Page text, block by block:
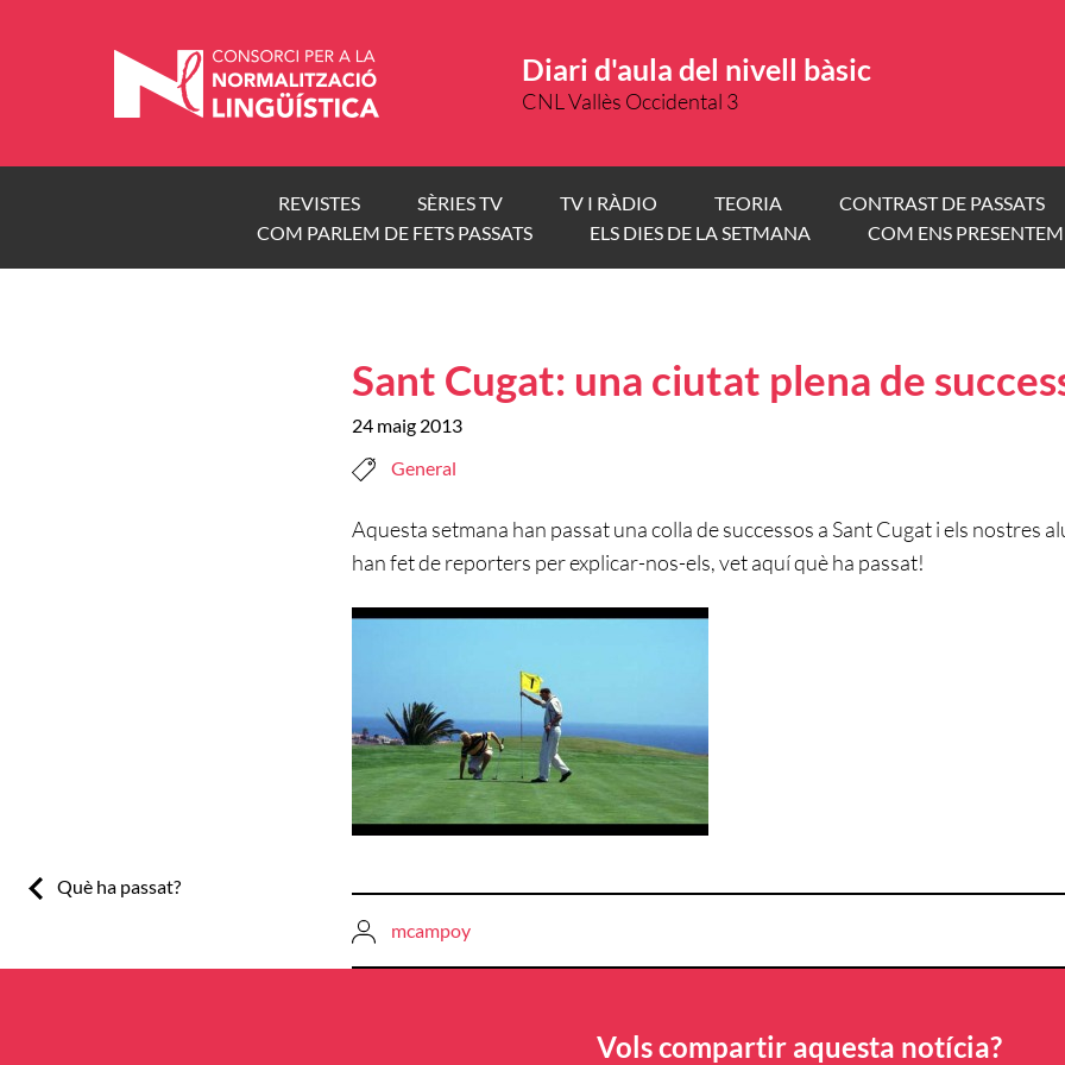
Diari d'aula del nivell bàsic
CNL Vallès Occidental 3
REVISTES SÈRIES TV TV I RÀDIO TEORIA CONTRAST DE PASSATS
COM PARLEM DE FETS PASSATS
ELS DIES DE LA SETMANA COM ENS PRESENTEM
Sant Cugat: una ciutat plena de
24 maig 2013
General
Aquesta setmana han passat una colla de successos a Sant Cugat i els nostres
han fet de reporters per explicar-nos-els, vet aquí què ha passat!
mcampoy
Previous:
Què ha passat?
Vols compartir aquesta notícia?